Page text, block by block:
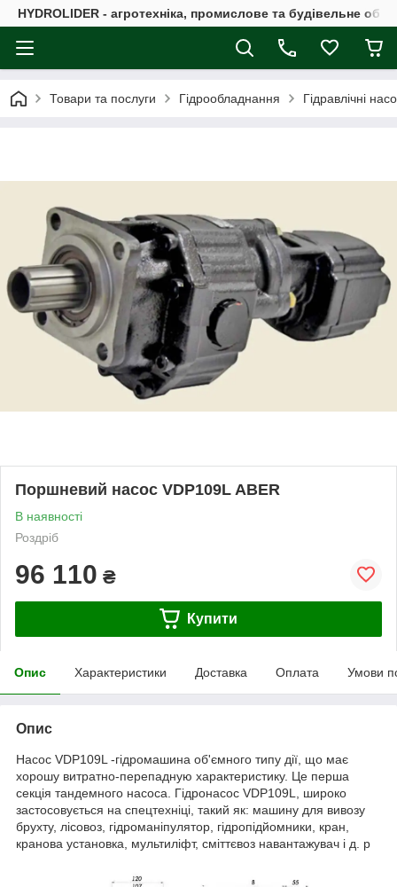
HYDROLIDER - агротехніка, промислове та будівельне
Товари та послуги Гідрообладнання Гідравлічні
Поршневий насос VDP109L ABER
В наявності
Роздріб
96 110 ₴
Купити
Опис Характеристики Доставка Оплата Умови
Опис
Насос VDP109L -гідромашина об'ємного типу дії, що має
хорошу витратно-перепадную характеристику. Це перша
секція тандемного насоса. Гідронасос VDP109L, широко
застосовується на спецтехніці, такий як: машину для вивозу
брухту, лісовоз, гідроманіпулятор, гідропідйомники, кран,
кранова установка, мультиліфт, сміттєвоз навантажувач і д. р